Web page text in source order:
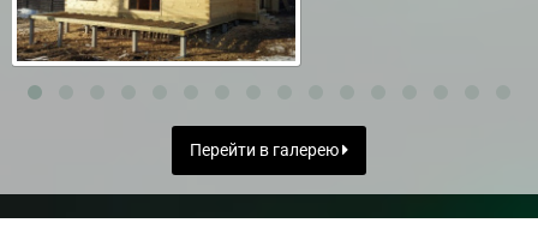
Перейти в галерею